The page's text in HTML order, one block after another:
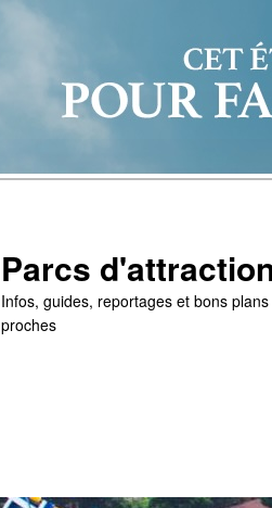
Parcs
Infos, guides, reportages et bons
proches